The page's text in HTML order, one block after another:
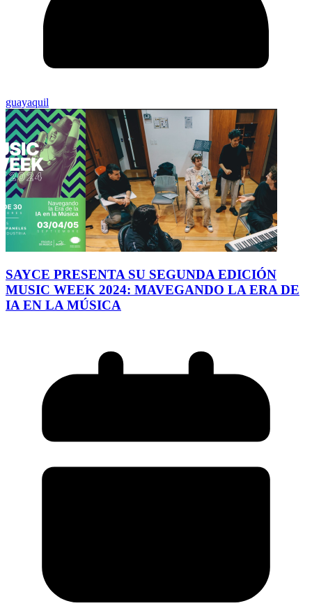
guayaquil
SAYCE PRESENTA SU SEGUNDA EDICIÓN
MUSIC WEEK 2024: MAVEGANDO LA ERA DE
IA EN LA MÚSICA